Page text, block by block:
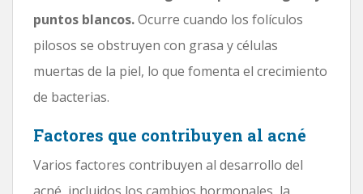
puntos blancos.Ocurre cuando los folículos
pilosos se obstruyen con grasa y células
muertas de la piel, lo que fomenta el crecimiento
de bacterias.
Factores que contribuyen al acné
Varios factores contribuyen al desarrollo del
acné, incluidos los cambios hormonales, la